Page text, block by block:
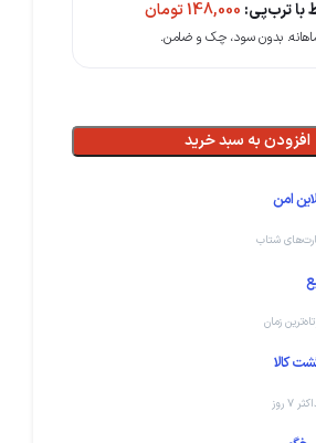
با ترب‌پی: 148,000تومان
افزودن به سبد خرید
امن
شتاب
زمان
کالا
روز